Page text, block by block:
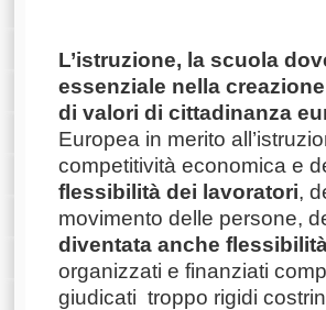
L’istruzione, la scuola
essenziale nella
di valori di cittadinanza
Europea in merito
competitività economica e
flessibilità dei lavoratori,
movimento delle persone,
diventata anche
organizzati e finanziati
giudicati troppo rigidi